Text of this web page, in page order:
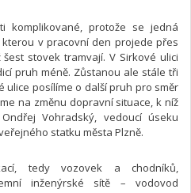
komplikované, protože se jedná
v pracovní den projede přes
stovek tramvají. V Sirkové ulici
pruh méně. Zůstanou ale stále tři
ulice posílíme o další pruh pro směr
na změnu dopravní situace, k níž
Vohradský, vedoucí úseku
statku města Plzně.
tedy vozovek a chodníků,
inženýrské sítě – vodovod